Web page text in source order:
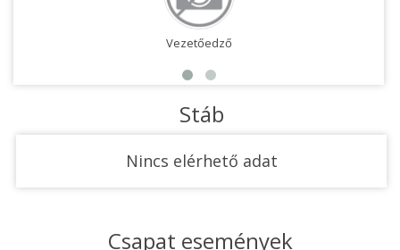
Vezetőedző
Stáb
Nincs elérhető adat
Csapat események